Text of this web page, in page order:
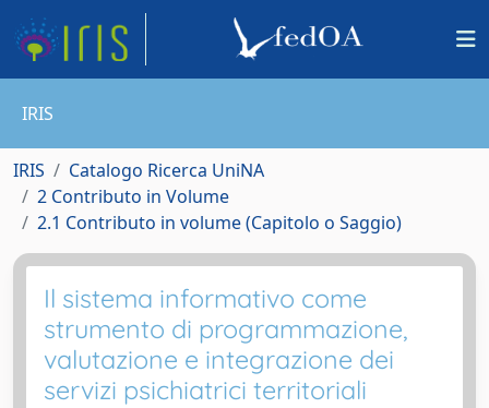
IRIS
IRIS
Catalogo Ricerca UniNA
2 Contributo in Volume
2.1 Contributo in volume (Capitolo o Saggio)
Il sistema informativo come
strumento di programmazione,
valutazione e integrazione dei
servizi psichiatrici territoriali